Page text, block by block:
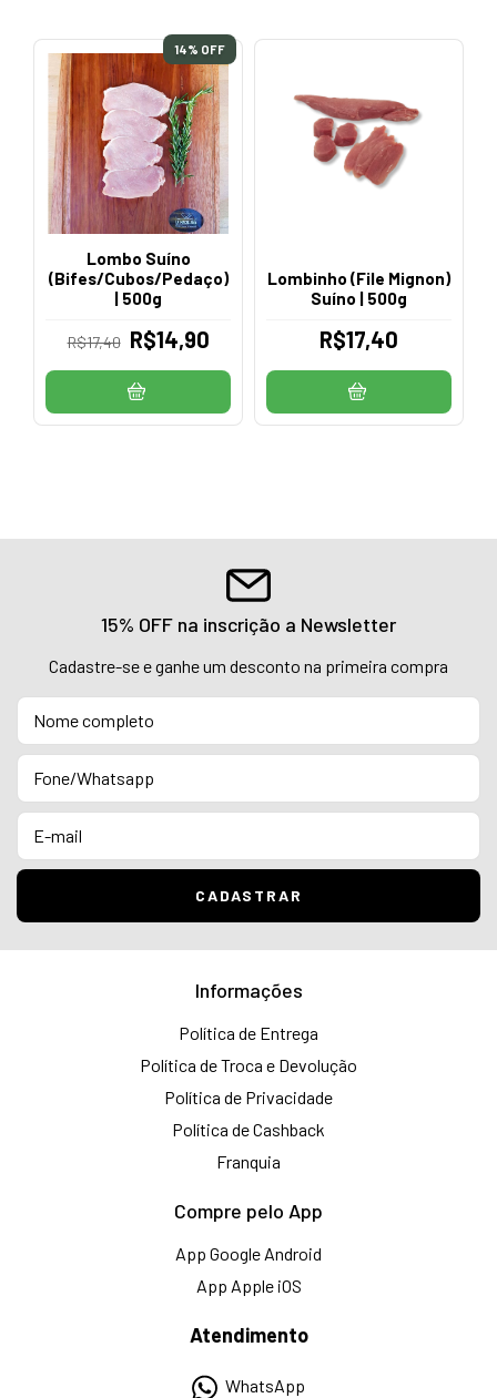
14% OFF
Lombo Suíno
(Bifes/Cubos/Pedaço)
| 500g
R$17,40 R$14,90
Lombinho (File Mignon)
Suíno | 500g
R$17,40
15% OFF na inscrição a Newsletter
Cadastre-se e ganhe um desconto na primeira compra
Informações
Política de Entrega
Política de Troca e Devolução
Política de Privacidade
Política de Cashback
Franquia
Compre pelo App
App Google Android
App Apple iOS
Atendimento
WhatsApp